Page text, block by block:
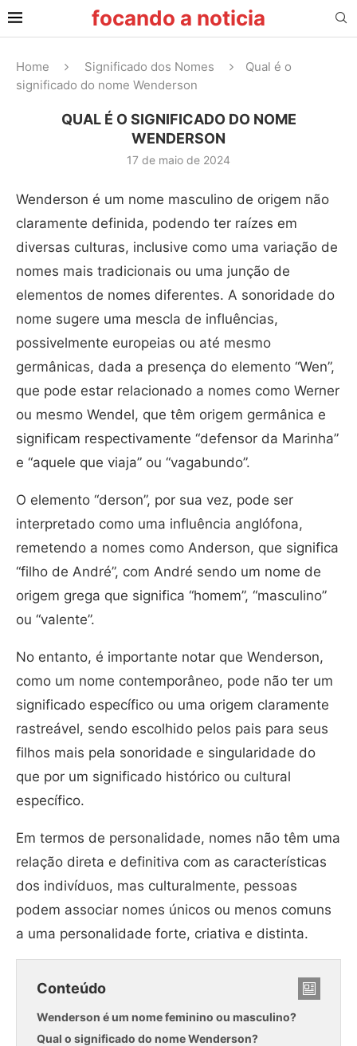
focando a noticia
Home Significado dos Nomes
Qual é o
significado do nome Wenderson
QUAL É O SIGNIFICADO DO NOME
WENDERSON
17 de maio de 2024
Wenderson é um nome masculino de origem não
claramente definida, podendo ter raízes em
diversas culturas, inclusive como uma variação de
nomes mais tradicionais ou uma junção de
elementos de nomes diferentes. A sonoridade do
nome sugere uma mescla de influências,
possivelmente europeias ou até mesmo
germânicas, dada a presença do elemento “Wen”,
que pode estar relacionado a nomes como Werner
ou mesmo Wendel, que têm origem germânica e
significam respectivamente “defensor da Marinha”
e “aquele que viaja” ou “vagabundo”.
O elemento “derson”, por sua vez, pode ser
interpretado como uma influência anglófona,
remetendo a nomes como Anderson, que significa
“filho de André”, com André sendo um nome de
origem grega que significa “homem”, “masculino”
ou “valente”.
No entanto, é importante notar que Wenderson,
como um nome contemporâneo, pode não ter um
significado específico ou uma origem claramente
rastreável, sendo escolhido pelos pais para seus
filhos mais pela sonoridade e singularidade do
que por um significado histórico ou cultural
específico.
Em termos de personalidade, nomes não têm uma
relação direta e definitiva com as características
dos indivíduos, mas culturalmente, pessoas
podem associar nomes únicos ou menos comuns
a uma personalidade forte, criativa e distinta.
Conteúdo
Wenderson é um nome feminino ou masculino?
Qual o significado do nome Wenderson?